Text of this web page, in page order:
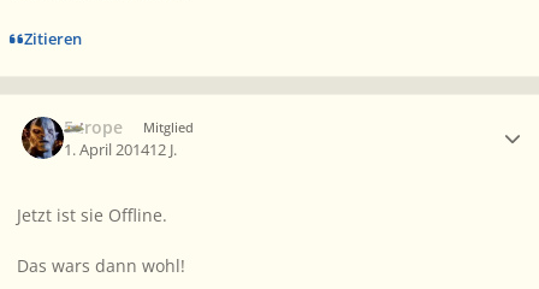
Zitieren
Europe Mitglied
1. April 201412 J.
Jetzt ist sie Offline.
Das wars dann wohl!